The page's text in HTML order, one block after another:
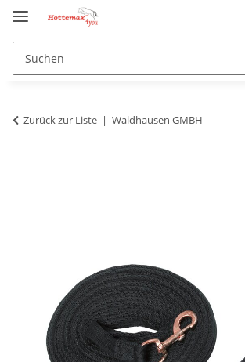
Zurück zur Liste Waldhausen GMBH